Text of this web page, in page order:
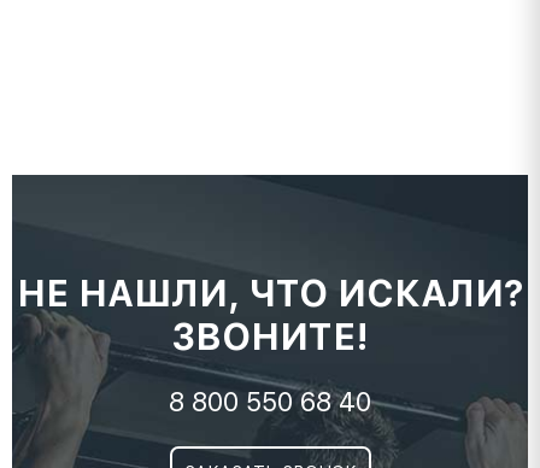
НЕ НАШЛИ, ЧТО ИСКАЛИ?
ЗВОНИТЕ!
8 800 550 68 40